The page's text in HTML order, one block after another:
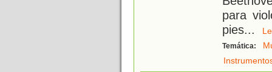
para
pies...
Temática: